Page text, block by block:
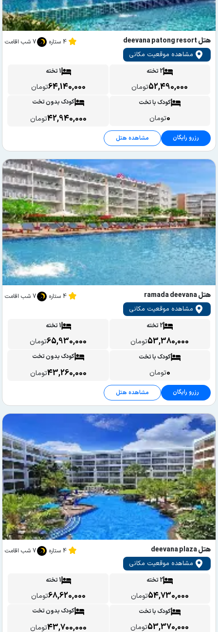
هتل deevana patong resort
مشاهده موقعیت مکانی
4 ستاره 7 شب اقامت
2 تخته
52,490,000تومان
1 تخته
64,140,000تومان
کودک با تخت
0تومان
کودک بدون تخت
42,940,000تومان
رزرو رایگان مشاهده هتل
هتل ramada deevana
مشاهده موقعیت مکانی
4 ستاره 7 شب اقامت
2 تخته
53,380,000تومان
1 تخته
65,930,000تومان
کودک با تخت
0تومان
کودک بدون تخت
43,260,000تومان
رزرو رایگان مشاهده هتل
هتل deevana plaza
مشاهده موقعیت مکانی
4 ستاره 7 شب اقامت
2 تخته
54,730,000تومان
1 تخته
68,620,000تومان
کودک با تخت
53,370,000تومان
کودک بدون تخت
43,700,000تومان